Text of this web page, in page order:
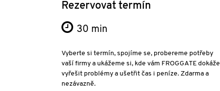
Rezervovat termín
30 min
Vyberte si termín, spojíme se, probereme potřeby
vaší firmy a ukážeme si, kde vám FROGGATE dokáže
vyřešit problémy a ušetřit čas i peníze. Zdarma a
nezávazně.